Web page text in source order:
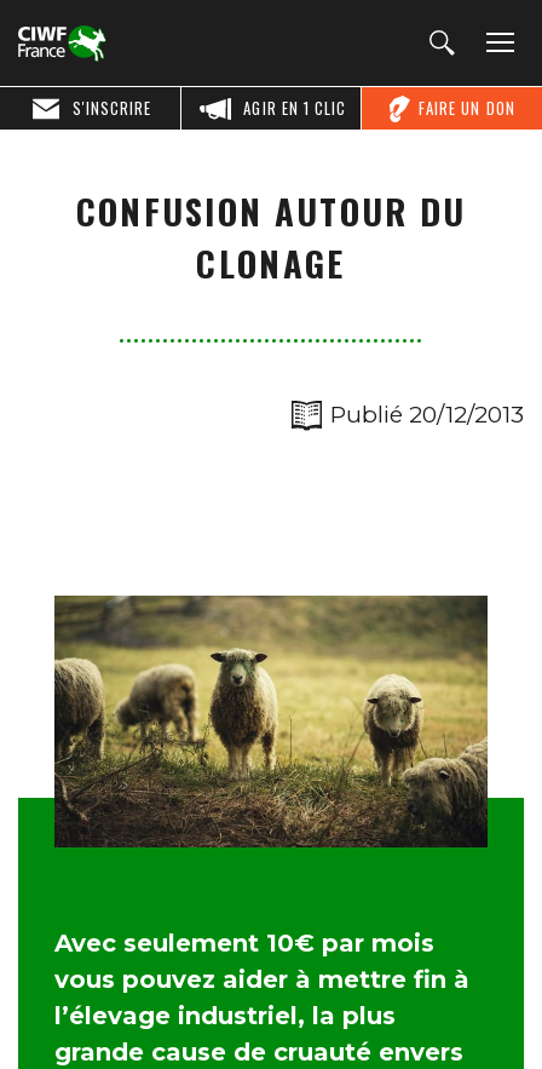
FAIRE UN DON
AGIR EN 1 CLIC
S'INSCRIRE
CONFUSION AUTOUR DU
CLONAGE
Publié 20/12/2013
Avec seulement 10€ par mois
vous pouvez aider à mettre fin à
l’élevage industriel, la plus
grande cause de cruauté envers